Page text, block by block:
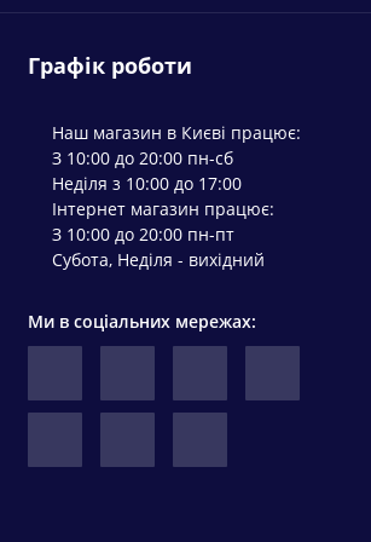
Графік роботи
Наш магазин в Києві працює:
З 10:00 до 20:00 пн-сб
Неділя з 10:00 до 17:00
Інтернет магазин працює:
З 10:00 до 20:00 пн-пт
Субота, Неділя - вихідний
Ми в соціальних мережах: